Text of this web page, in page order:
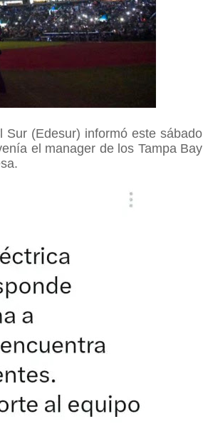
Sur (Edesur) informó este sábado
el manager de los Tampa Bay